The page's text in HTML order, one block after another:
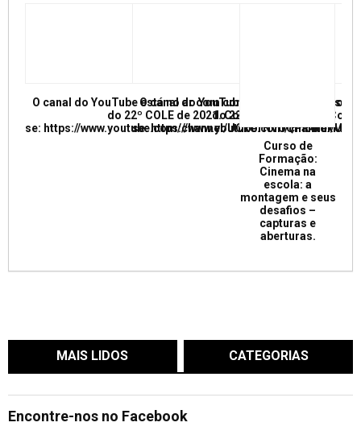
O canal do YouTube está no ar com conferências e mesas
do 22º COLE de 2021. Confira e inscreva
se: https://www.youtube.com/channel/
O canal do YouTube está no ar com
do 22º COLE de 2021.
se: https://www.youtube.com/channel/
Curso de
Formação:
Cinema na
escola: a
montagem e seus
desafios –
capturas e
aberturas.
MAIS LIDOS CATEGORIAS
Encontre-nos no Facebook